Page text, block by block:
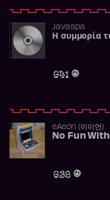
Javaspa
Η συμμορία
641
​eAeon (이이언)
No Fun
639